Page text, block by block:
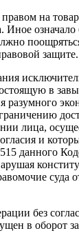
на
Иное
защите.
в
лица,
и
данного
суда
без
в оборот